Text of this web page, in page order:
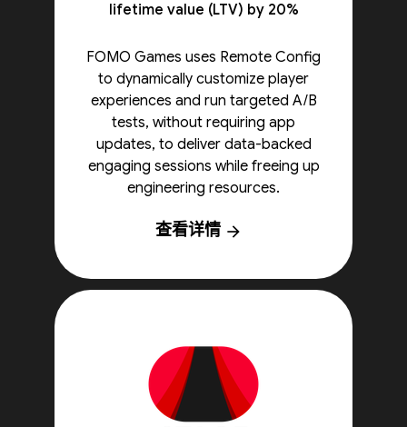
lifetime value (LTV) by 20%
FOMO Games uses Remote Config
to dynamically customize player
experiences and run targeted A/B
tests, without requiring app
updates, to deliver data-backed
engaging sessions while freeing up
engineering resources.
查看详情 arrow_forward